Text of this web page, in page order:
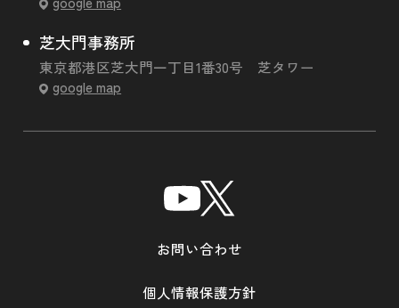
芝大門事務所
東京都港区芝大門一丁目1番30号 芝タワー
google map
お問い合わせ
個人情報保護方針